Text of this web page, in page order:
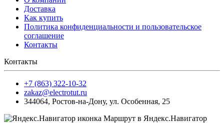
Доставка
Как купить
Политика конфиденциальности и пользовательское
соглашение
Контакты
Контакты
+7 (863) 322-10-32
zakaz@electrotut.ru
344064, Ростов-на-Дону, ул. Особенная, 25
Маршрут в Яндекс.Навигатор